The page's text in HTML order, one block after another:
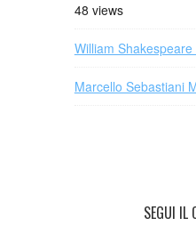
48 views
William
Marcello Sebastiani
SEGUI IL